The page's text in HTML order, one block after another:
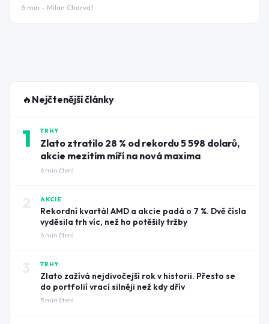
6 min - Milan Charvat
🔥 Nejčtenější články
1 TRHY
Zlato ztratilo 28 % od rekordu 5 598 dolarů,
akcie mezitím míří na nová maxima
6 min čtení
AKCIE
Rekordní kvartál AMD a akcie padá o 7 %. Dvě čísla
vyděsila trh víc, než ho potěšily tržby
6 min čtení
TRHY
Zlato zažívá nejdivočejší rok v historii. Přesto se
do portfolií vrací silněji než kdy dřív
5 min čtení